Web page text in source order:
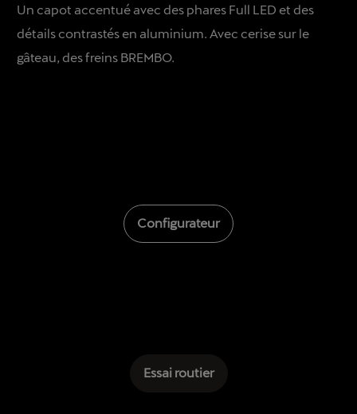
Un capot accentué avec des phares Full LED et des
détails contrastés en aluminium. Avec cerise sur le
gâteau, des freins BREMBO.
Configurateur
Essai routier